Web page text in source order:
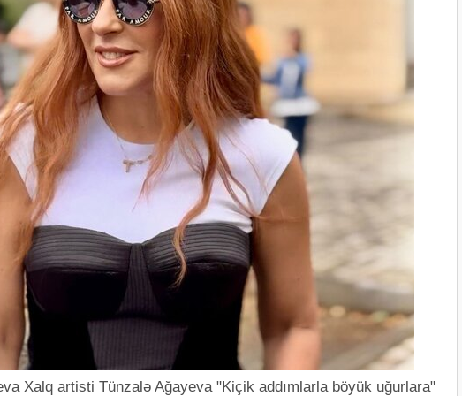
Xalq artisti Tünzalə Ağayeva "Kiçik addımlarla böyük uğurlara"